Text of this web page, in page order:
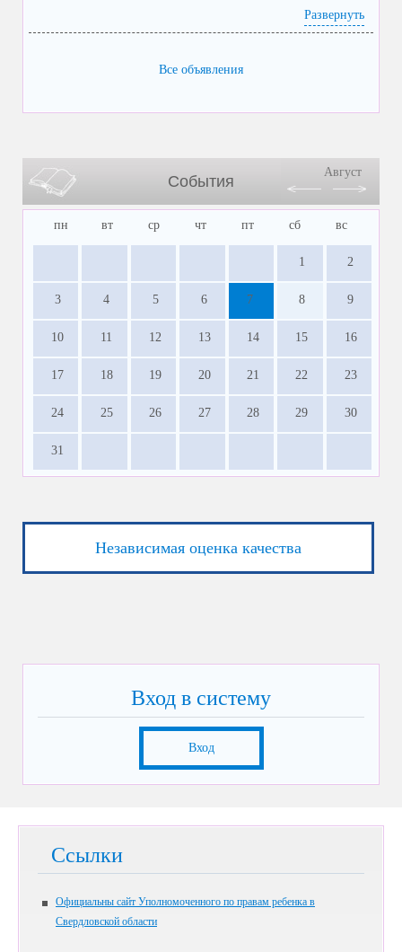
Развернуть
Все объявления
События
Август
пн вт ср чт пт сб вс
1 2
3 4 5 6 7 8 9
10 11 12 13 14 15 16
17 18 19 20 21 22 23
24 25 26 27 28 29 30
31
Независимая оценка качества
Вход в систему
Вход
Ссылки
Официальны сайт Уполномоченного по правам ребенка в
Свердловской области